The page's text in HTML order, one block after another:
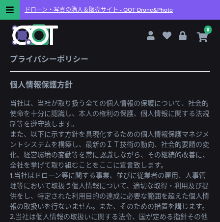
ドローン・写真の購入＆販売サイト - QOT Drone&Photo
0
プライバシーポリシー
個人情報保護方針
当社は、当社が取り扱う全ての個人情報の保護について、社会的
使命を十分に認識し、本人の権利の保護、個人情報に関する法規
制等を遵守致します。
また、以下に示す方針を具現化するための個人情報保護マネジメ
ントシステムを構築し、最新のＩＴ技術の動向、社会的要請の変
化、経営環境の変動等を常に認識しながら、その継続的改善に、
全社を挙げて取り組むことをここに宣言致します。
1.当社はドローン等に関する事業、並びに従業者の雇用、人事管
理等において取扱う個人情報について、適切な取得・利用及び提
供をし、特定された利用目的の達成に必要な範囲を超えた個人情
報の取扱いを行ないません。また、そのための措置を講じます。
2.当社は個人情報の取扱いに関する法令、国が定める指針その他